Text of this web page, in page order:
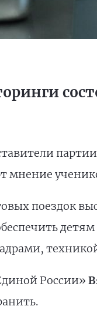
мнение
поездок
России»